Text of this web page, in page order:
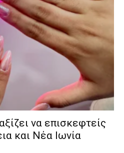
να επισκεφτείς
και Νέα Ιωνία